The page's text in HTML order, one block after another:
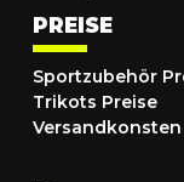
PREISE
Sportzubehör
Trikots Preise
Versandkonsten